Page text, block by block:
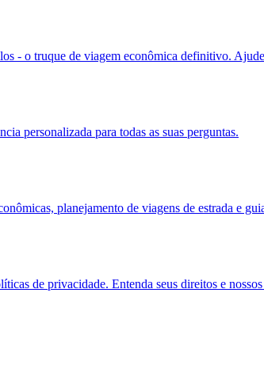
- o truque de viagem econômica definitivo.
personalizada para todas as suas perguntas.
planejamento de viagens de estrada e
de privacidade. Entenda seus direitos e